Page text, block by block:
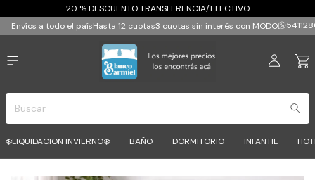
20 % DESCUENTO TRANSFERENCIA/EFECTIVO
Envíos a todo el paísHasta 12 cuotas3 cuotas sin interés con MODO
❄️LIQUIDACION INVIERNO❄️ BAÑO DORMITORIO INFANTIL